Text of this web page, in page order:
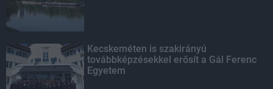
Kecskeméten is szakirányú
továbbképzésekkel erősít a Gál Ferenc
Egyetem